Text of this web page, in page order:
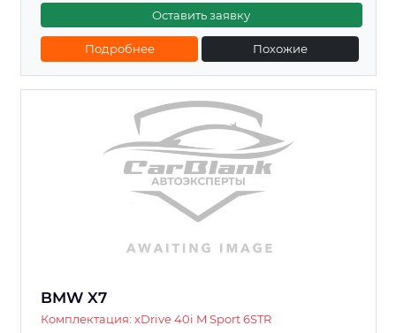
Оставить заявку
Подробнее Похожие
BMW X7
Комплектация: xDrive 40i M Sport 6STR